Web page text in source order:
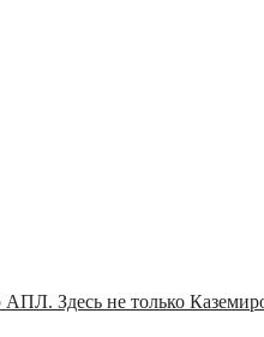
Здесь не только